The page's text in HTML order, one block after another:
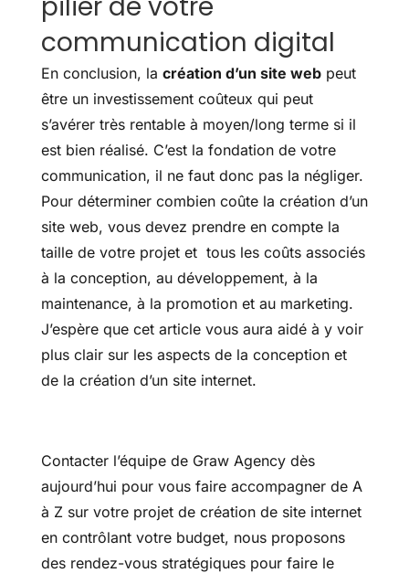
communication digital
En conclusion, la création d’un site webpeut
être un investissement coûteux qui peut
s’avérer très rentable à moyen/long terme si il
est bien réalisé. C’est la fondation de votre
communication, il ne faut donc pas la négliger.
Pour déterminer combien coûte la création d’un
site web, vous devez prendre en compte la
taille de votre projet et tous les coûts associés
à la conception, au développement, à la
maintenance, à la promotion et au marketing.
J’espère que cet article vous aura aidé à y voir
plus clair sur les aspects de la conception et
de la création d’un site internet.
Contacter l’équipe de Graw Agency dès
aujourd’hui pour vous faire accompagner de A
à Z sur votre projet de création de site internet
en contrôlant votre budget, nous proposons
des rendez-vous stratégiques pour faire le